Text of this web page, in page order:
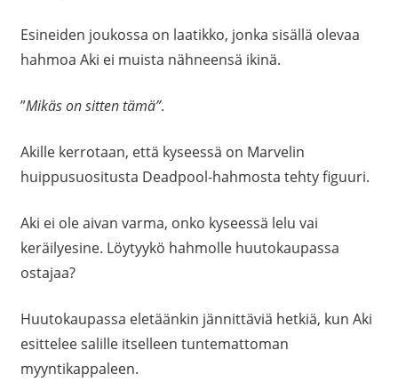
Esineiden joukossa on laatikko, jonka sisällä olevaa
hahmoa Aki ei muista nähneensä ikinä.
”Mikäs on sitten tämä”.
Akille kerrotaan, että kyseessä on Marvelin
huippusuositusta Deadpool-hahmosta tehty figuuri.
Aki ei ole aivan varma, onko kyseessä lelu vai
keräilyesine. Löytyykö hahmolle huutokaupassa
ostajaa?
Huutokaupassa eletäänkin jännittäviä hetkiä, kun Aki
esittelee salille itselleen tuntemattoman
myyntikappaleen.